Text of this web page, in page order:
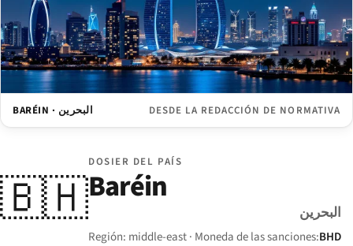
BARÉIN · البحرين DESDE LA REDACCIÓN DE NORMATIVA
🇧🇭
DOSIER DEL PAÍS
Baréin
البحرين
Región: middle-east · Moneda de las sanciones:BHD